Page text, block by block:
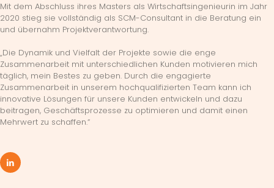
Mit dem Abschluss ihres Masters als Wirtschaftsingenieurin im Jahr
2020 stieg sie vollständig als SCM-Consultant in die Beratung ein
und übernahm Projektverantwortung.
„Die Dynamik und Vielfalt der Projekte sowie die enge
Zusammenarbeit mit unterschiedlichen Kunden motivieren mich
täglich, mein Bestes zu geben. Durch die engagierte
Zusammenarbeit in unserem hochqualifizierten Team kann ich
innovative Lösungen für unsere Kunden entwickeln und dazu
beitragen, Geschäftsprozesse zu optimieren und damit einen
Mehrwert zu schaffen.“